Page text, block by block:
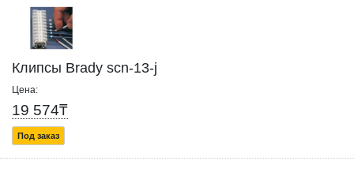
Клипсы Brady scn-13-j
Цена:
19 574₸
Под заказ